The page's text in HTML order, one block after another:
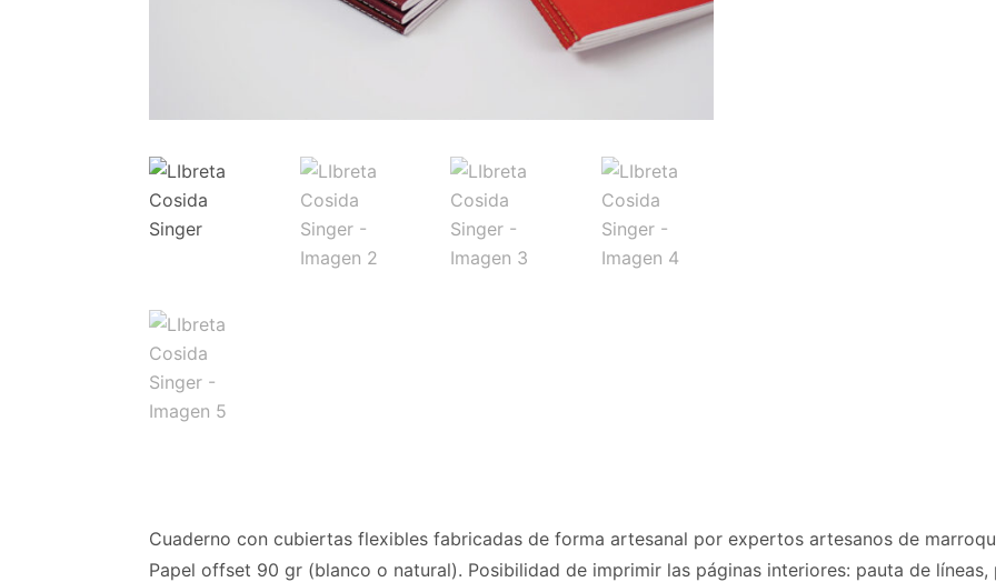
Cuaderno con cubiertas flexibles fabricadas de forma artesanal por expertos artesanos de
Papel offset 90 gr (blanco o natural). Posibilidad de imprimir las páginas interiores: pauta de líneas,